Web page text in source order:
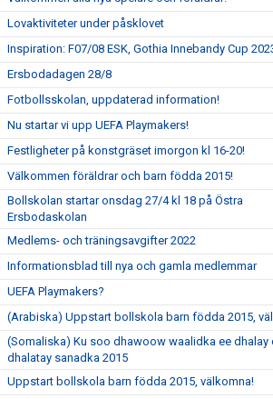
Lovaktiviteter under påsklovet
Inspiration: F07/08 ESK, Gothia Innebandy Cup
Ersbodadagen 28/8
Fotbollsskolan, uppdaterad information!
Nu startar vi upp UEFA Playmakers!
Festligheter på konstgräset imorgon kl 16-20!
Välkommen föräldrar och barn födda 2015!
Bollskolan startar onsdag 27/4 kl 18 på Östra
Ersbodaskolan
Medlems- och träningsavgifter 2022
Informationsblad till nya och gamla medlemmar
UEFA Playmakers?
(Arabiska) Uppstart bollskola barn födda 2015,
(Somaliska) Ku soo dhawoow waalidka ee dhalay
dhalatay sanadka 2015
Uppstart bollskola barn födda 2015, välkomna!